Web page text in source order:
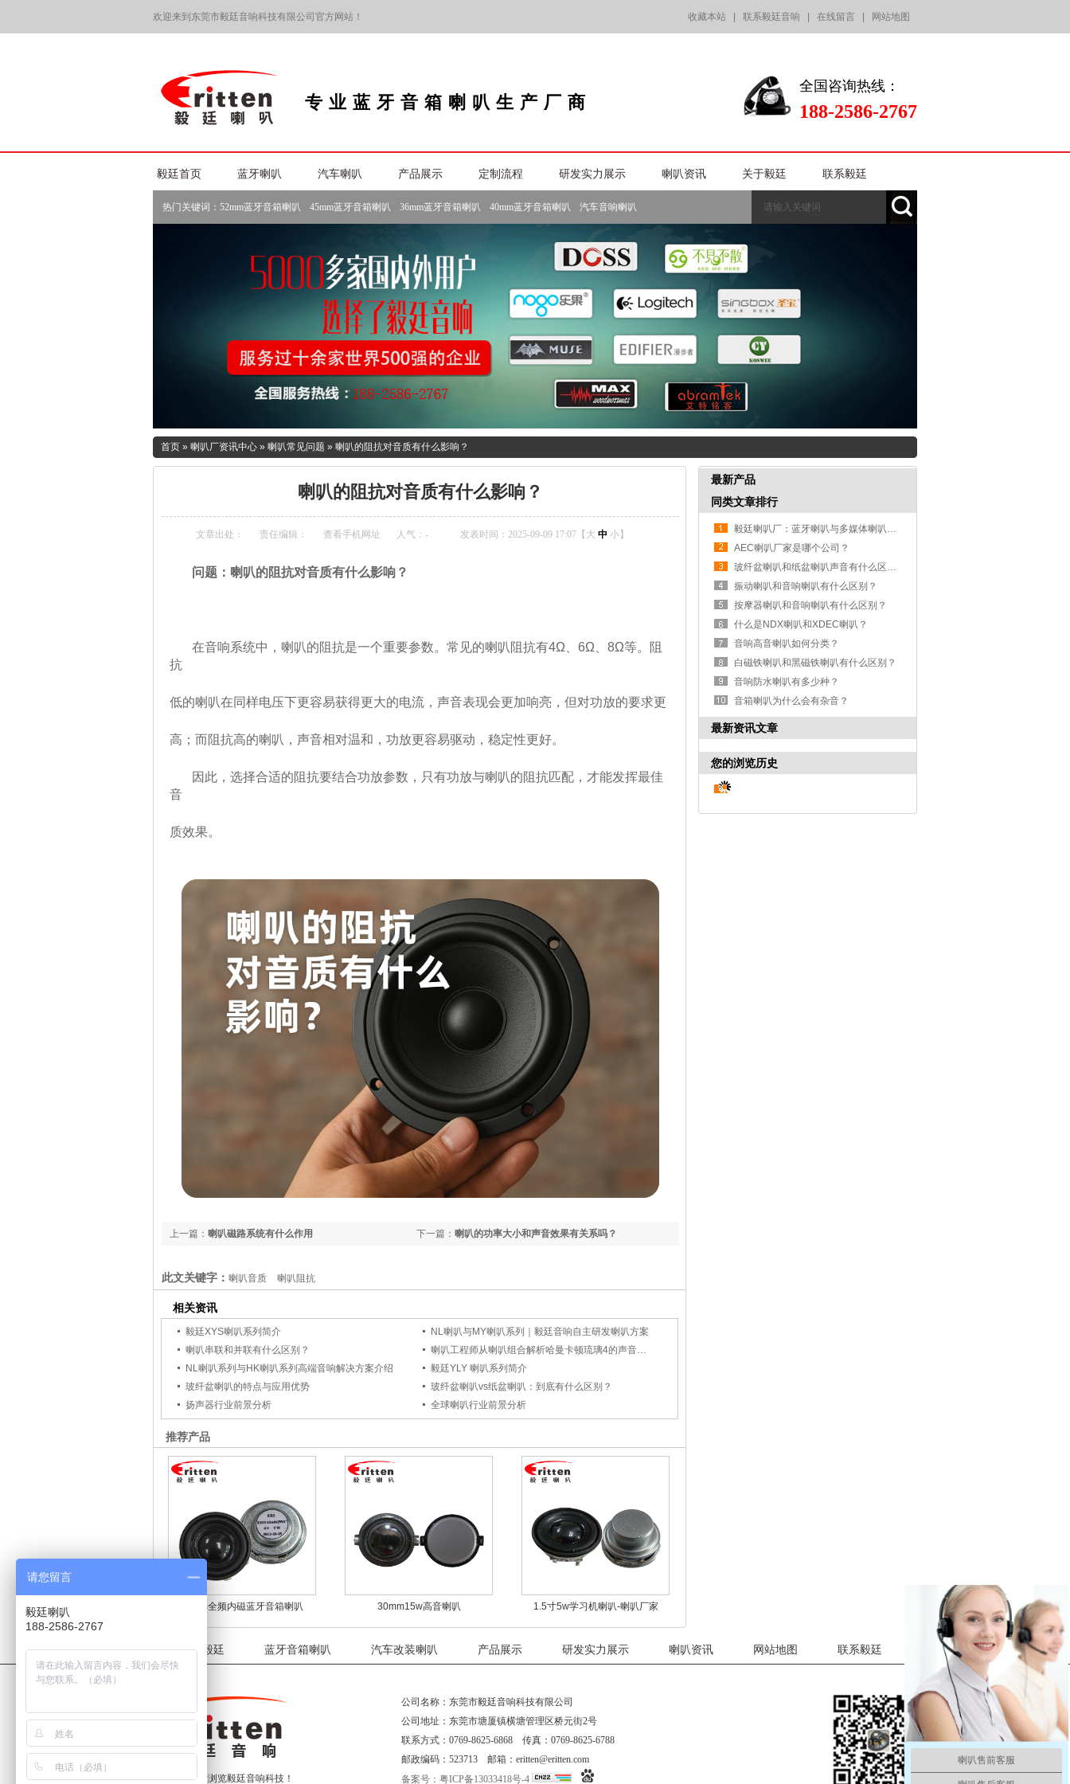
收藏本站 联系毅廷音响 在线留言 网站地图
欢迎来到东莞市毅廷音响科技有限公司官方网站！
全国咨询热线：
188-2586-2767
专业蓝牙音箱喇叭生产厂商
毅廷首页 蓝牙喇叭 汽车喇叭 产品展示 定制流程 研发实力展示 喇叭资讯 关于毅廷 联系毅廷
热门关键词： 52mm蓝牙音箱喇叭 45mm蓝牙音箱喇叭 36mm蓝牙音箱喇叭 40mm蓝牙音箱喇叭 汽车音响喇叭
首页 » 喇叭厂资讯中心 » 喇叭常见问题 » 喇叭的阻抗对音质有什么影响？
喇叭的阻抗对音质有什么影响？
文章出处： 责任编辑： 查看手机网址 人气： - 发表时间：2025-09-09 17:07【 大 中 小】
问题：喇叭的阻抗对音质有什么影响？
在音响系统中，喇叭的阻抗是一个重要参数。常见的喇叭阻抗有4Ω、6Ω、8Ω等。阻
抗
低的喇叭在同样电压下更容易获得更大的电流，声音表现会更加响亮，但对功放的要求更
高；而阻抗高的喇叭，声音相对温和，功放更容易驱动，稳定性更好。
因此，选择合适的阻抗要结合功放参数，只有功放与喇叭的阻抗匹配，才能发挥最佳
音
质效果。
下一篇： 喇叭的功率大小和声音效果有关系吗？
上一篇： 喇叭磁路系统有什么作用
此文关键字： 喇叭音质 喇叭阻抗
相关资讯
毅廷XYS喇叭系列简介
NL喇叭与MY喇叭系列｜毅廷音响自主研发喇叭方案
喇叭串联和并联有什么区别？
喇叭工程师从喇叭组合解析哈曼卡顿琉璃4的声音设计
NL喇叭系列与HK喇叭系列高端音响解决方案介绍
毅廷YLY 喇叭系列简介
玻纤盆喇叭的特点与应用优势
玻纤盆喇叭vs纸盆喇叭：到底有什么区别？
扬声器行业前景分析
全球喇叭行业前景分析
推荐产品
30mm全频内磁蓝牙音箱喇叭 30mm15w高音喇叭 1.5寸5w学习机喇叭-喇叭厂家
最新产品
同类文章排行
毅廷喇叭厂：蓝牙喇叭与多媒体喇叭常见问题解析
AEC喇叭厂家是哪个公司？
玻纤盆喇叭和纸盆喇叭声音有什么区别？
振动喇叭和音响喇叭有什么区别？
按摩器喇叭和音响喇叭有什么区别？
什么是NDX喇叭和XDEC喇叭？
音响高音喇叭如何分类？
白磁铁喇叭和黑磁铁喇叭有什么区别？
音响防水喇叭有多少种？
音箱喇叭为什么会有杂音？
最新资讯文章
您的浏览历史
关于毅廷 蓝牙音箱喇叭 汽车改装喇叭 产品展示 研发实力展示 喇叭资讯 网站地图 联系毅廷
感谢浏览毅廷音响科技！
公司名称：东莞市毅廷音响科技有限公司
公司地址：东莞市塘厦镇横塘管理区桥元街2号
联系方式：0769-8625-6868 传真：0769-8625-6788
邮政编码：523713 邮箱：eritten@eritten.com
备案号：粤ICP备13033418号-4
喇叭售前客服
请您留言
毅廷喇叭
188-2586-2767